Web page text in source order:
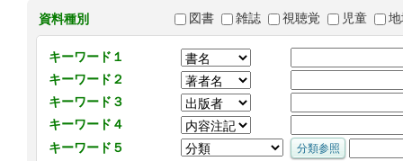
資料種別 図書 雑誌 視聴覚 児童
キーワード１
キーワード２
キーワード３
キーワード４
キーワード５